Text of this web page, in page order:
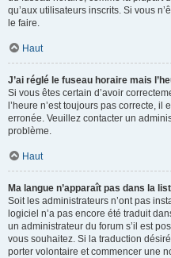
qu’aux utilisateurs inscrits. Si vous
le faire.
Haut
J’ai réglé le fuseau horaire mais
Si vous êtes certain d’avoir
l’heure n’est toujours pas correcte,
erronée. Veuillez contacter un
problème.
Haut
Ma langue n’apparaît pas dans la
Soit les administrateurs n’ont pas
logiciel n’a pas encore été traduit
un administrateur du forum s’il est
vous souhaitez. Si la traduction
porter volontaire et commencer une